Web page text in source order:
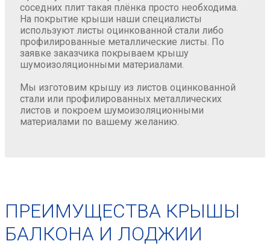
соседних плит такая плёнка просто необходима.
На покрытие крыши наши специалисты
используют листы оцинкованной стали либо
профилированные металлические листы. По
заявке заказчика покрываем крышу
шумоизоляционными материалами.
Мы изготовим крышу из листов оцинкованной
стали или профилированных металлических
листов и покроем шумоизоляционными
материалами по вашему желанию.
ПРЕИМУЩЕСТВА КРЫШЫ
БАЛКОНА И ЛОДЖИИ